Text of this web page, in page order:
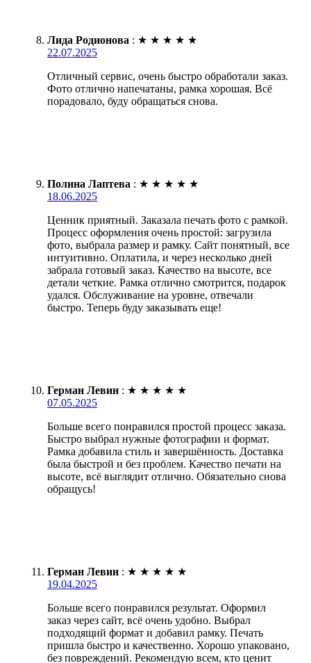
Лида Родионова : ★ ★ ★ ★ ★
22.07.2025
Отличный сервис, очень быстро обработали заказ.
Фото отлично напечатаны, рамка хорошая. Всё
порадовало, буду обращаться снова.
Полина Лаптева : ★ ★ ★ ★ ★
18.06.2025
Ценник приятный. Заказала печать фото с рамкой.
Процесс оформления очень простой: загрузила
фото, выбрала размер и рамку. Сайт понятный, все
интуитивно. Оплатила, и через несколько дней
забрала готовый заказ. Качество на высоте, все
детали четкие. Рамка отлично смотрится, подарок
удался. Обслуживание на уровне, отвечали
быстро. Теперь буду заказывать еще!
Герман Левин : ★ ★ ★ ★ ★
07.05.2025
Больше всего понравился простой процесс заказа.
Быстро выбрал нужные фотографии и формат.
Рамка добавила стиль и завершённость. Доставка
была быстрой и без проблем. Качество печати на
высоте, всё выглядит отлично. Обязательно снова
обращусь!
Герман Левин : ★ ★ ★ ★ ★
19.04.2025
Больше всего понравился результат. Оформил
заказ через сайт, всё очень удобно. Выбрал
подходящий формат и добавил рамку. Печать
пришла быстро и качественно. Хорошо упаковано,
без повреждений. Рекомендую всем, кто ценит